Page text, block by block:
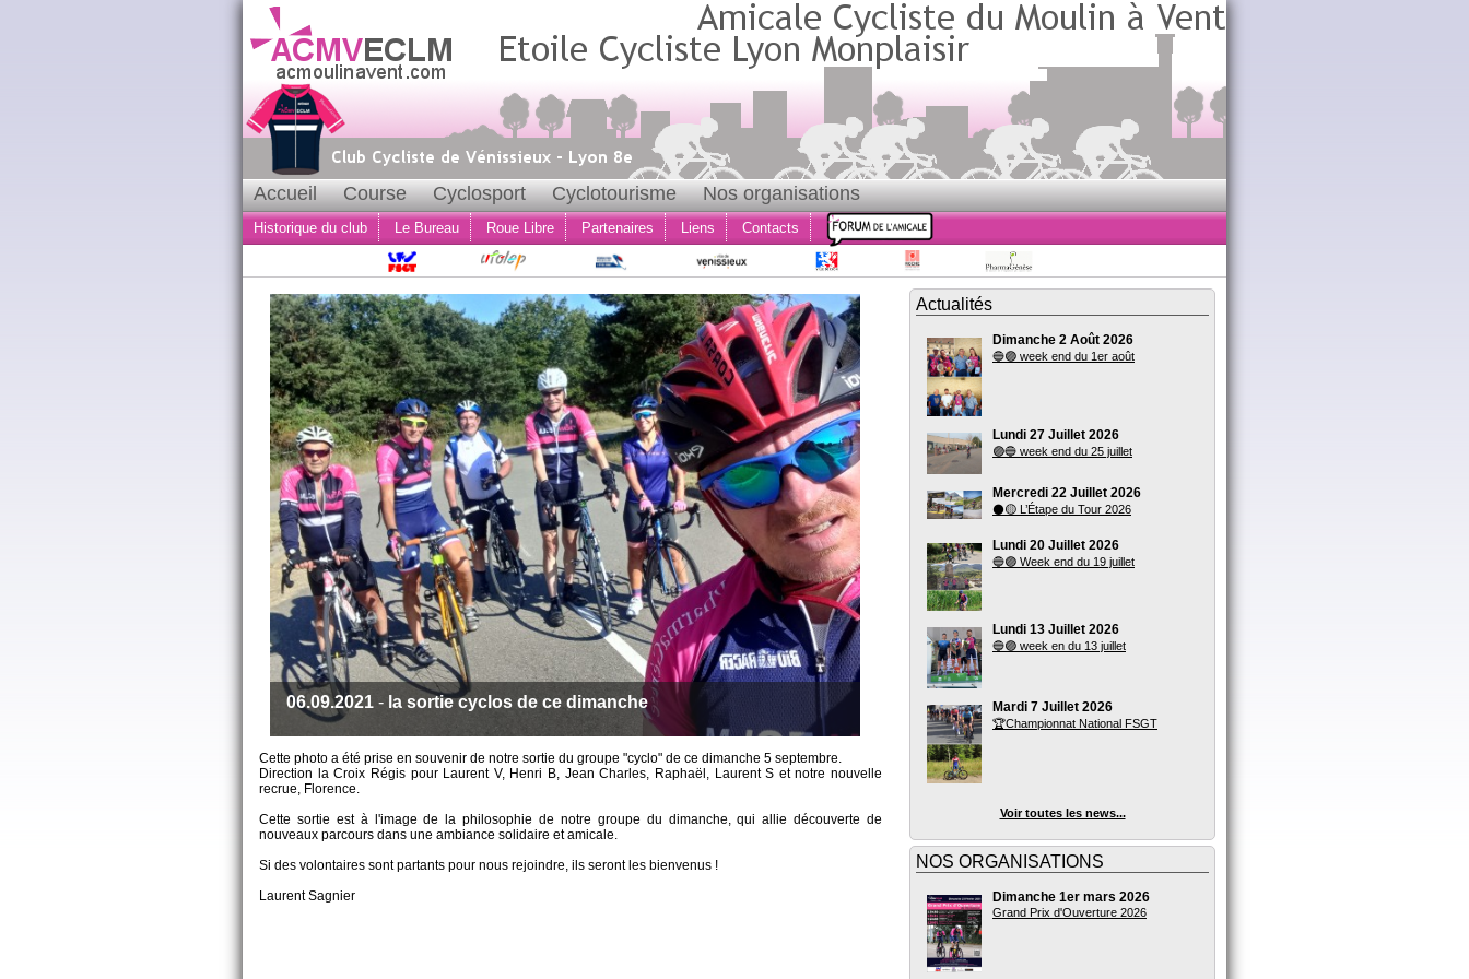
Accueil Course Cyclosport Cyclotourisme Nos organisations
Historique du club Le Bureau Roue Libre Partenaires Liens Contacts
06.09.2021 - la sortie cyclos de ce dimanche
Cette photo a été prise en souvenir de notre sortie du groupe "cyclo" de ce dimanche 5 septembre.
Direction la Croix Régis pour Laurent V, Henri B, Jean Charles, Raphaël, Laurent S et notre nouvelle
recrue, Florence.
Cette sortie est à l'image de la philosophie de notre groupe du dimanche, qui allie découverte de
nouveaux parcours dans une ambiance solidaire et amicale.
Si des volontaires sont partants pour nous rejoindre, ils seront les bienvenus !
Laurent Sagnier
Actualités
Dimanche 2 Août 2026
🔵🟣 week end du 1er août
Lundi 27 Juillet 2026
🟣🔵 week end du 25 juillet
Mercredi 22 Juillet 2026
⚫🟡 L’Étape du Tour 2026
Lundi 20 Juillet 2026
🔵🟣 Week end du 19 juillet
Lundi 13 Juillet 2026
🔵🟣 week en du 13 juillet
Mardi 7 Juillet 2026
🏆Championnat National FSGT
Voir toutes les news...
NOS ORGANISATIONS
Dimanche 1er mars 2026
Grand Prix d'Ouverture 2026